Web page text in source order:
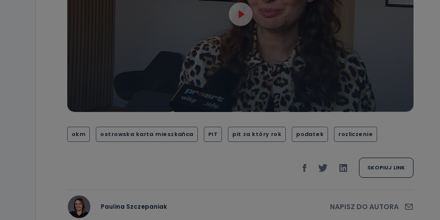
19 dostępu do danych osobowych dotyczących Państwa oraz uzyskania ich kopii, a
ich sprostowania, usunięcia danych, ograniczenia ich przetwarzania oraz prawo
sprzeciwu wobec ich przetwarzania.
Do kiedy Państwa dane osobowe będą przechowywane?
Do czasu wycofania zgody lub, jeśli dane będą przetwarzane na podstawie prawnie
uzasadnionego celu administratora – do momentu wniesienia sprzeciwu.
Jakie dane osobowe przetwarzamy?
Przetwarzane kategorie Państwa danych osobowych to dane, które pochodzą
Państwa (lub zostały przekazane w Państwa imieniu) lub dane osobowe, które zostały
źródeł publicznie dostępnych, w szczególności: imię i nazwisko, adres e-mail, telefon
Jak skontaktować się z inspektorem danych osobowych?
Można to zrobić pod numerem telefonu 62 735-51-05 lub e-mailowo pod adresem:
okm ostrowska karta mieszkańca PIT pit za który rok podatek rozliczenie
SKOPIUJ LINK
Paulina Szczepaniak NAPISZ DO AUTORA